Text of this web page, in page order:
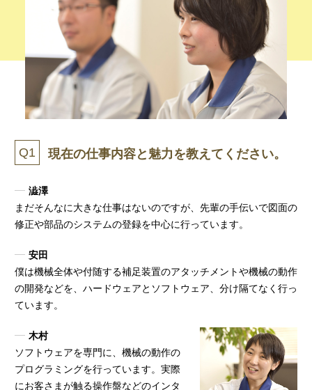
Q1 現在の仕事内容と魅力を教えてください。
澁澤
まだそんなに大きな仕事はないのですが、先輩の手伝いで図面の
修正や部品のシステムの登録を中心に行っています。
安田
僕は機械全体や付随する補足装置のアタッチメントや機械の動作
の開発などを、ハードウェアとソフトウェア、分け隔てなく行っ
ています。
木村
ソフトウェアを専門に、機械の動作の
プログラミングを行っています。実際
にお客さまが触る操作盤などのインタ